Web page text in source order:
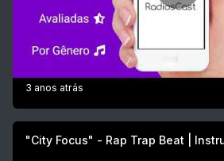
3 anos atrás
"City Focus" - Rap Trap Beat |